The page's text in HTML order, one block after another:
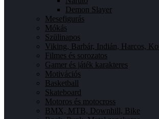
Demon Slayer
Mesefigurás
Mókás
Szülinapos
Viking, Barbár, Indián, Harcos,
Filmes és sorozatos
Gamer és játék karakteres
Motivációs
Basketball
Skateboard
Motoros és motocross
BMX, MTB, Downhill, Bike